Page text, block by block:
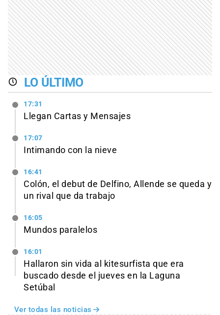
LO ÚLTIMO
17:31
Llegan Cartas y Mensajes
17:07
Intimando con la nieve
16:41
Colón, el debut de Delfino, Allende se queda y
un rival que da trabajo
16:05
Mundos paralelos
16:01
Hallaron sin vida al kitesurfista que era
buscado desde el jueves en la Laguna
Setúbal
Ver todas las noticias